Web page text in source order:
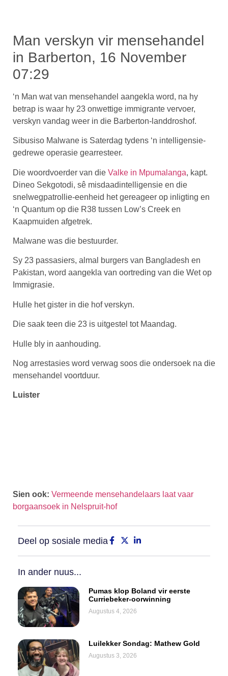
Man verskyn vir mensehandel
in Barberton, 16 November
07:29
‘n Man wat van mensehandel aangekla word, na hy
betrap is waar hy 23 onwettige immigrante vervoer,
verskyn vandag weer in die Barberton-landdroshof.
Sibusiso Malwane is Saterdag tydens ‘n intelligensie-
gedrewe operasie gearresteer.
Die woordvoerder van die Valke in Mpumalanga, kapt.
Dineo Sekgotodi, sê misdaadintelligensie en die
snelwegpatrollie-eenheid het gereageer op inligting en
‘n Quantum op die R38 tussen Low’s Creek en
Kaapmuiden afgetrek.
Malwane was die bestuurder.
Sy 23 passasiers, almal burgers van Bangladesh en
Pakistan, word aangekla van oortreding van die Wet op
Immigrasie.
Hulle het gister in die hof verskyn.
Die saak teen die 23 is uitgestel tot Maandag.
Hulle bly in aanhouding.
Nog arrestasies word verwag soos die ondersoek na die
mensehandel voortduur.
Luister
Sien ook: Vermeende mensehandelaars laat vaar
borgaansoek in Nelspruit-hof
Deel op sosiale media
In ander nuus...
Pumas klop Boland vir eerste
Curriebeker-oorwinning
Augustus 4, 2026
Luilekker Sondag: Mathew Gold
Augustus 3, 2026